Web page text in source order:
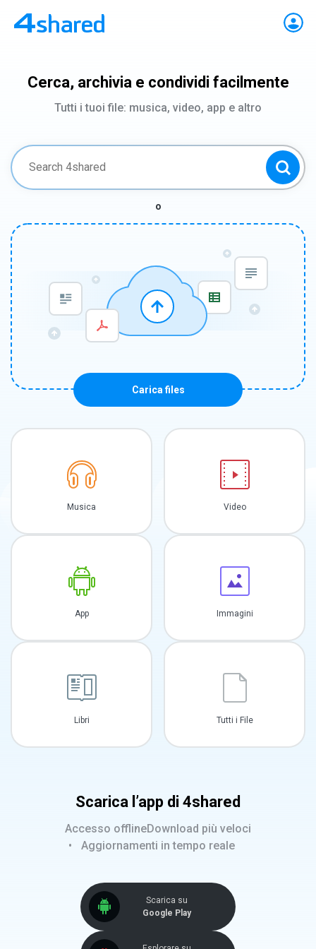
Cerca, archivia e condividi facilmente
Tutti i tuoi file: musica, video, app e altro
o
Carica files
Musica Video
App Immagini
Libri Tutti i File
Scarica l’app di 4shared
Accesso offlineDownload più veloci
Aggiornamenti in tempo reale
Scarica su
Google Play